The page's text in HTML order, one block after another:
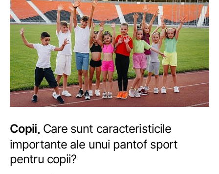
Copii Care sunt caracteristicile
importante ale unui pantof sport
pentru copii?